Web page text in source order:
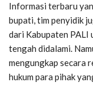
Informasi terbaru
bupati, tim penyidik
dari Kabupaten
tengah didalami.
mengungkap secara
hukum para pihak